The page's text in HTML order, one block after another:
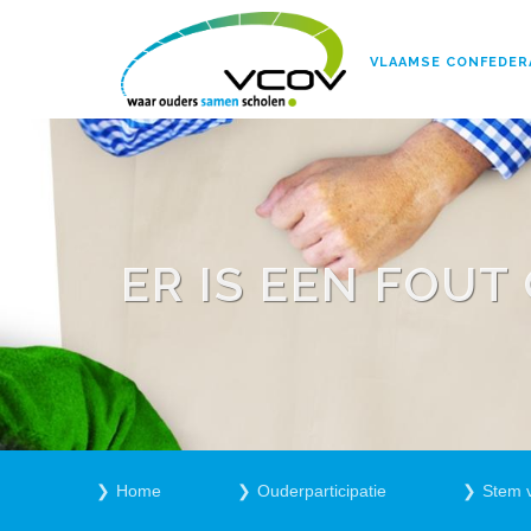
VLAAMSE
ER IS EEN FOUT
Home Ouderparticipatie Stem